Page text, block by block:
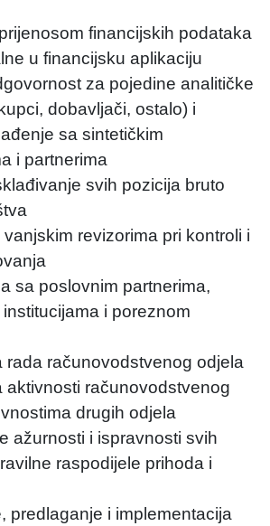
financijskih podataka
u financijsku aplikaciju
za pojedine analitičke
dobavljači, ostalo) i
sa sintetičkim
i partnerima
svih pozicija bruto
revizorima pri kontroli i
sa poslovnim partnerima,
i poreznom
rada računovodstvenog odjela
aktivnosti računovodstvenog
drugih odjela
ažurnosti i ispravnosti svih
raspodijele prihoda i
predlaganje i implementacija